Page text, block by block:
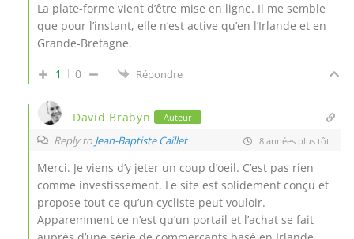
La plate-forme vient d’être mise en ligne. Il me semble
que pour l’instant, elle n’est active qu’en l’Irlande et en
Grande-Bretagne.
1 0 Répondre
David Brabyn Auteur
Reply to Jean-Baptiste Caillet 8 années plus tôt
Merci. Je viens d’y jeter un coup d’oeil. C’est pas rien
comme investissement. Le site est solidement conçu et
propose tout ce qu’un cycliste peut vouloir.
Apparemment ce n’est qu’un portail et l’achat se fait